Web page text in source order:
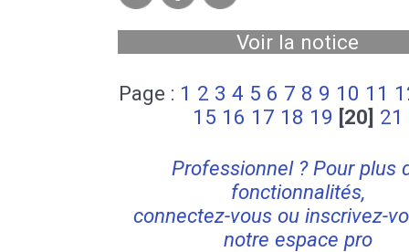
Voir la notice
Page : 1 2 3 4 5 6 7 8 9 10 11
15 16 17 18 19 [20] 21
Professionnel ? Pour plus
fonctionnalités,
connectez-vous ou inscrivez-
notre espace pro